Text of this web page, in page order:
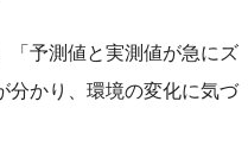
「予測値と実測値が急にズ
分かり、環境の変化に気づ